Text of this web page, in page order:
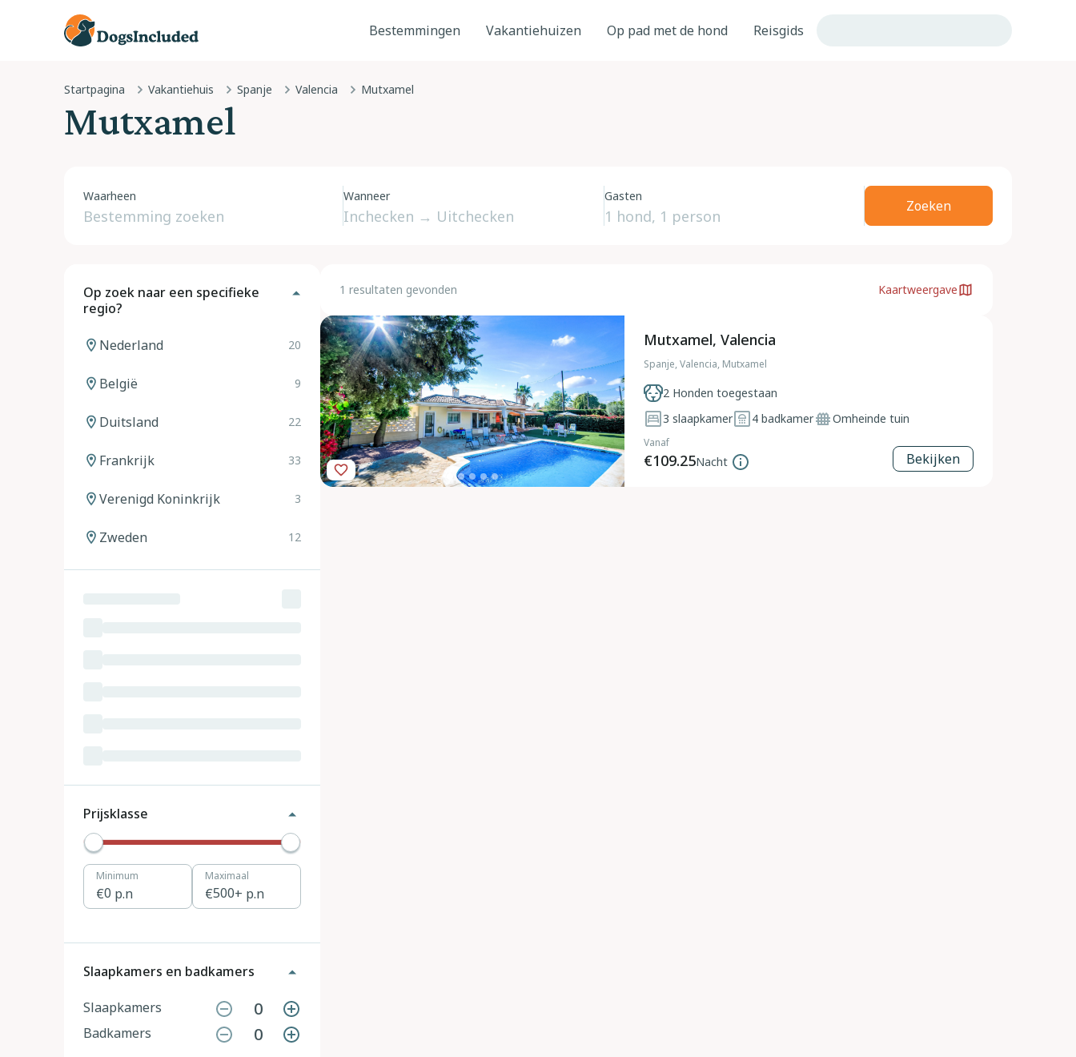
Bestemmingen Vakantiehuizen Op pad met de hond Reisgids
Startpagina Vakantiehuis Spanje Valencia Mutxamel
Mutxamel
Waarheen Wanneer Gasten
Zoeken
Op zoek naar een specifieke
regio?
Nederland 20
België 9
Duitsland 22
Frankrijk 33
Verenigd Koninkrijk 3
Zweden 12
Noorwegen 12
Tsjechië
Denemarken 12
Hongarije
Slovenië 2
Zwitserland 10
Prijsklasse
0 p.n
Minimum
500+ p.n
Maximaal
Slaapkamers en badkamers
Slaapkamers 0
Badkamers 0
1 resultaten gevonden Kaartweergave
Mutxamel, Valencia
Spanje, Valencia, Mutxamel
2 Honden toegestaan
3 slaapkamer 4 badkamer Omheinde tuin
Vanaf
€109.25Nacht Bekijken